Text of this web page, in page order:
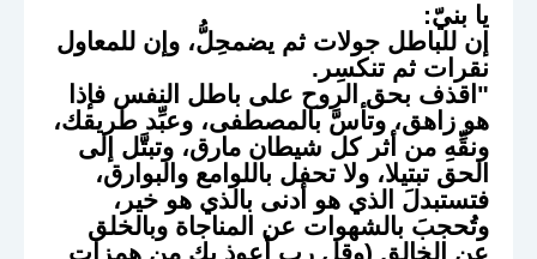
يا بنيّ:
إن للباطل جولات ثم يضمحِلُّ، وإن للمعاول
نقرات ثم تنكسِر.
"اقذف بحق الروح على باطل النفس فإذا
هو زاهق، وتأسَّ بالمصطفى، وعبِّد طريقك،
ونقِّهِ من أثر كل شيطان مارق، وتبتَّل إلى
الحق تبتيلا، ولا تحفل باللوامع والبوارق،
فتستبدلَ الذي هو أدنى بالذي هو خير،
وتُحجبَ بالشهوات عن المناجاة وبالخلق
عن الخالق (وقل رب أعوذ بك من همزات